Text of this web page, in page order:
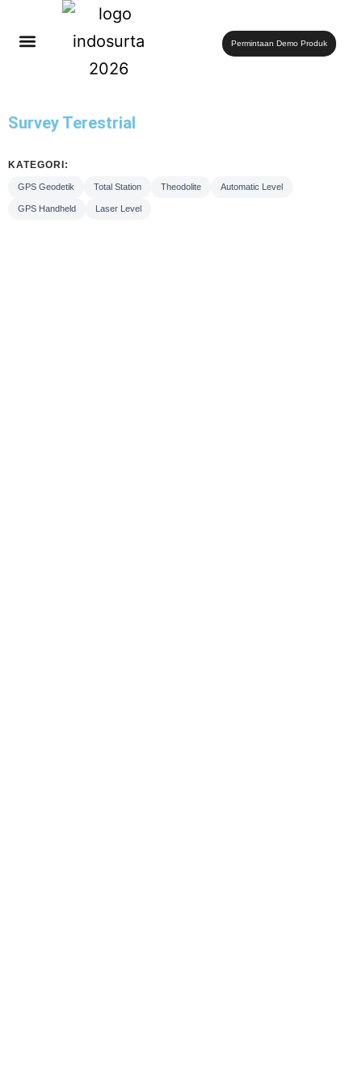
Permintaan Demo Produk
Survey Terestrial
KATEGORI:
GPS Geodetik Total Station Theodolite Automatic Level
GPS Handheld Laser Level